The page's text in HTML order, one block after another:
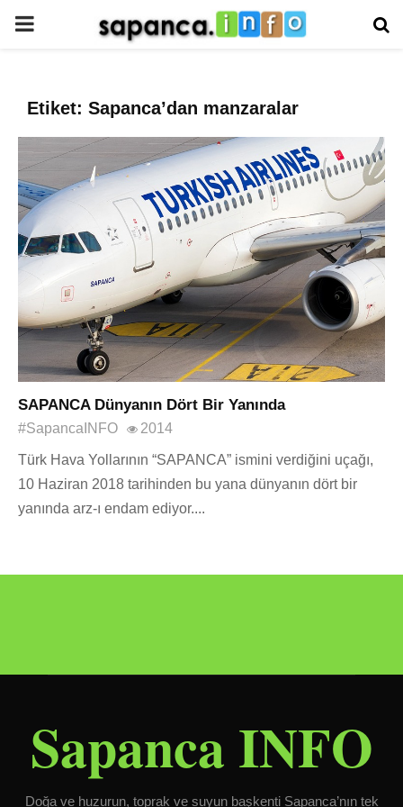
PRIMARY
Etiket: Sapanca’dan manzaralar
SAPANCA Dünyanın Dört Bir Yanında
#SapancaINFO 2014
Türk Hava Yollarının “SAPANCA” ismini verdiğini uçağı,
10 Haziran 2018 tarihinden bu yana dünyanın dört bir
yanında arz-ı endam ediyor....
Sapanca INFO
Doğa ve huzurun, toprak ve suyun başkenti Sapanca’nın tek